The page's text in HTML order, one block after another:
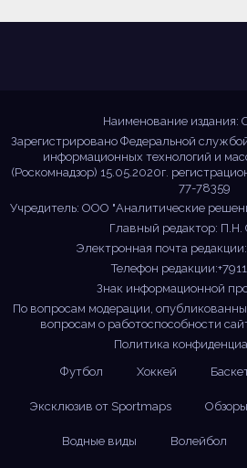
Наименование издания:
Зарегистрировано Федеральной
информационных технологий и
(Роскомнадзор) 15.05.2020г.
77-78359
Учредитель: ООО "Аналитические
Главный редактор: П.Н.
Электронная почта редакции:
Телефон
Знак информационной
По вопросам модерации,
вопросам о работоспособности
Политика
Футбол
Хоккей
Эксклюзив от Sportmaps Обзоры
Водные виды Волейбол